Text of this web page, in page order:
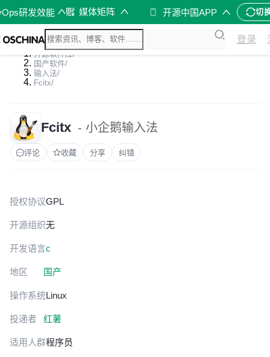
研发效能 媒体矩阵 开源中国APP 切
登录
开源软件库/
国产软件/
输入法/
Fcitx/
Fcitx - 小企鹅输入法
评论 收藏 分享 纠错
授权协议GPL
开源组织无
开发语言c
地区 国产
操作系统Linux
投递者 红薯
适用人群程序员